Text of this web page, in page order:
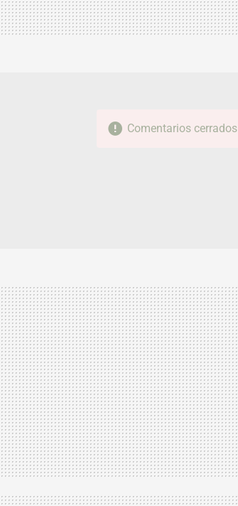
Comentarios cerrados